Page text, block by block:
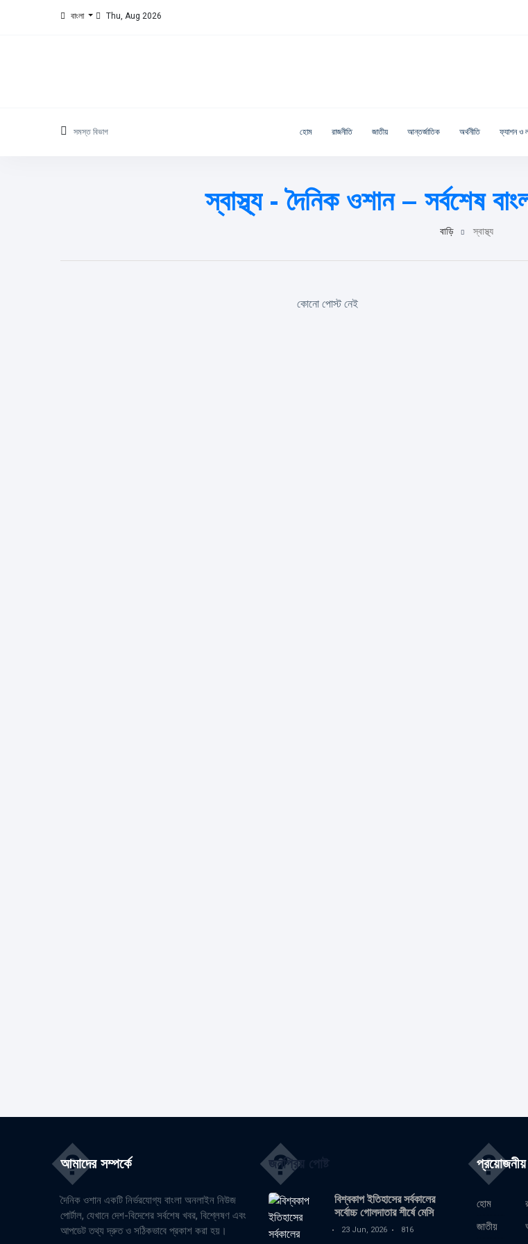
বাংলা Thu, Aug 2026
সমস্ত বিভাগ হোম রাজনীতি জাতীয় আন্তর্জাতিক অর্থনীতি ফ্যাশন ও
স্বাস্থ্য - দৈনিক ওশান – সর্বশেষ
বাড়ি স্বাস্থ্য
কোনো পোস্ট নেই
আমাদের সম্পর্কে
�
দৈনিক ওশান একটি নির্ভরযোগ্য বাংলা অনলাইন নিউজ
পোর্টাল, যেখানে দেশ-বিদেশের সর্বশেষ খবর, বিশ্লেষণ এবং
আপডেট তথ্য দ্রুত ও সঠিকভাবে প্রকাশ করা হয়।
জনপ্রিয় পোষ্ট
�
বিশ্বকাপ ইতিহাসের সর্বকালের
সর্বোচ্চ গোলদাতার শীর্ষে মেসি
23 Jun, 2026 816
�
হোম
জাতীয়